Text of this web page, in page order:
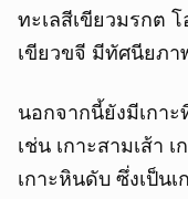
ทะเลสีเขียวมรกต
เขียวขจี มีทัศนียภา
นอกจากนี้ยังมีเกา
เช่น เกาะสามเส้า
เกาะหินดับ ซึ่งเป็น